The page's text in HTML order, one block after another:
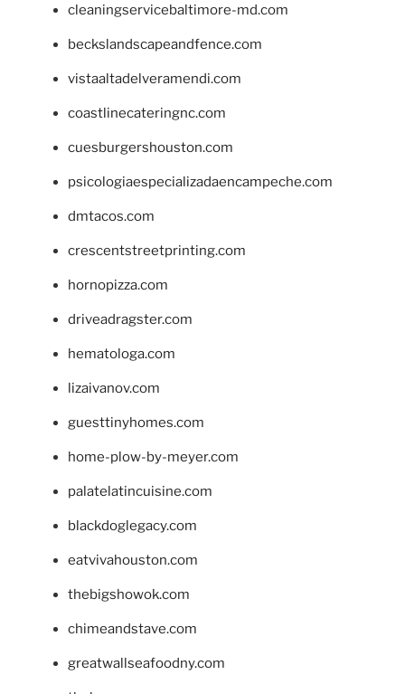
cleaningservicebaltimore-md.com
beckslandscapeandfence.com
vistaaltadelveramendi.com
coastlinecateringnc.com
cuesburgershouston.com
psicologiaespecializadaencampeche.com
dmtacos.com
crescentstreetprinting.com
hornopizza.com
driveadragster.com
hematologa.com
lizaivanov.com
guesttinyhomes.com
home-plow-by-meyer.com
palatelatincuisine.com
blackdoglegacy.com
eatvivahouston.com
thebigshowok.com
chimeandstave.com
greatwallseafoodny.com